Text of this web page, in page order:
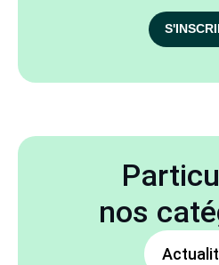
nos